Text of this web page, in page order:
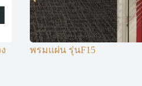
พรมแผ่น รุ่นF15